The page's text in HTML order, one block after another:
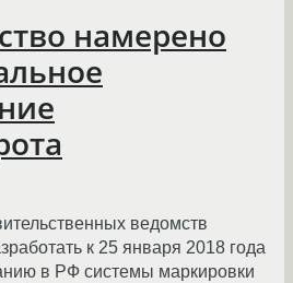
намерено
ведомств
к 25 января 2018 года
в РФ системы маркировки